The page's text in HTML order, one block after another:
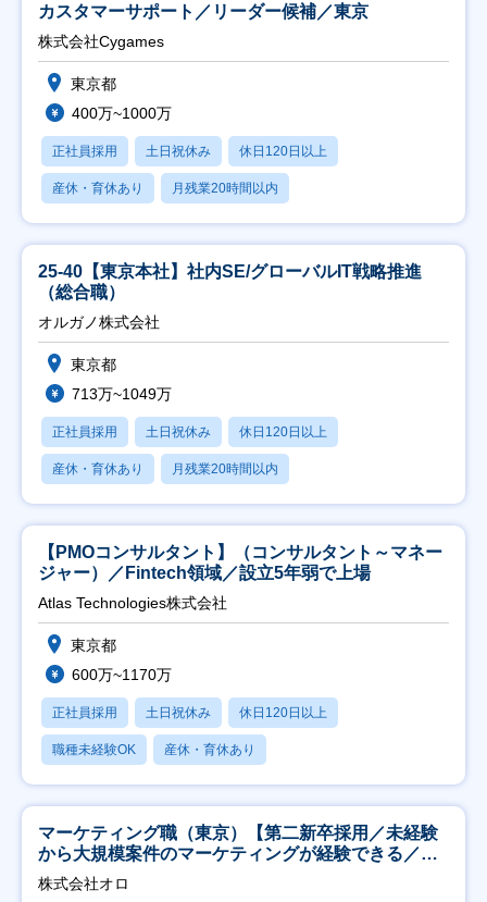
カスタマーサポート／リーダー候補／東京
株式会社Cygames
東京都
400万~1000万
正社員採用 土日祝休み 休日120日以上
産休・育休あり 月残業20時間以内
25-40【東京本社】社内SE/グローバルIT戦略推進
（総合職）
オルガノ株式会社
東京都
713万~1049万
正社員採用 土日祝休み 休日120日以上
産休・育休あり 月残業20時間以内
【PMOコンサルタント】（コンサルタント～マネー
ジャー）／Fintech領域／設立5年弱で上場
Atlas Technologies株式会社
東京都
600万~1170万
正社員採用 土日祝休み 休日120日以上
職種未経験OK 産休・育休あり
マーケティング職（東京）【第二新卒採用／未経験
から大規模案件のマーケティングが経験できる／研
修充実】
株式会社オロ